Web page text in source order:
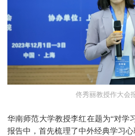
佟秀丽教授作大会
华南师范大学教授李红在题为“对学
报告中，首先梳理了中外经典学习